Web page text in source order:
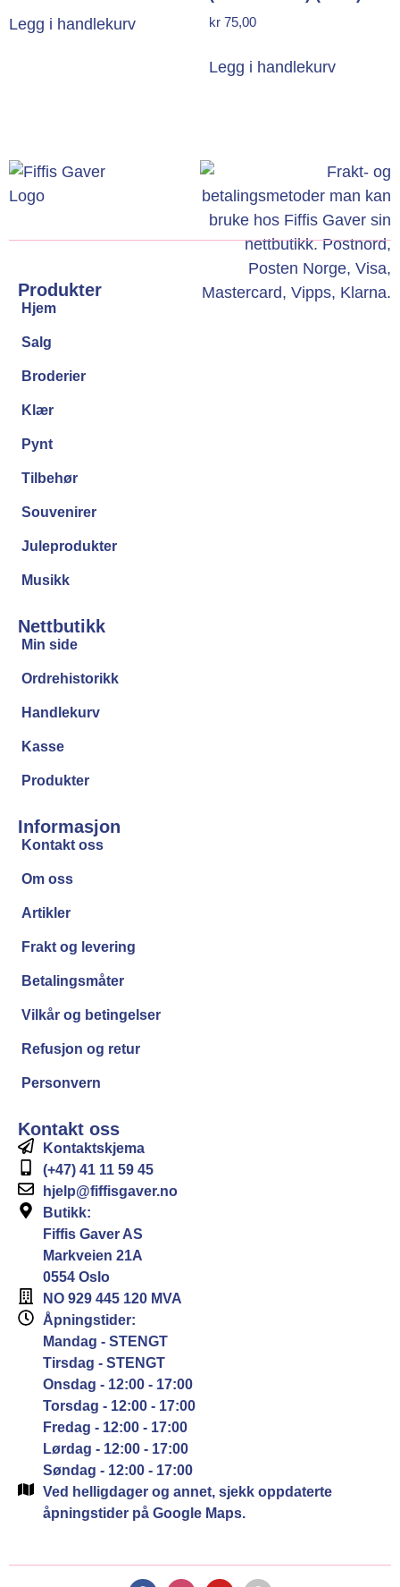
Legg i handlekurv kr 75,00
Legg i handlekurv
Produkter
Hjem
Salg
Broderier
Klær
Pynt
Tilbehør
Souvenirer
Juleprodukter
Musikk
Nettbutikk
Min side
Ordrehistorikk
Handlekurv
Kasse
Produkter
Informasjon
Kontakt oss
Om oss
Artikler
Frakt og levering
Betalingsmåter
Vilkår og betingelser
Refusjon og retur
Personvern
Kontakt oss
Kontaktskjema
(+47) 41 11 59 45
hjelp@fiffisgaver.no
Butikk:
Fiffis Gaver AS
Markveien 21A
0554 Oslo
NO 929 445 120 MVA
Åpningstider:
Mandag - STENGT
Tirsdag - STENGT
Onsdag - 12:00 - 17:00
Torsdag - 12:00 - 17:00
Fredag - 12:00 - 17:00
Lørdag - 12:00 - 17:00
Søndag - 12:00 - 17:00
Ved helligdager og annet, sjekk oppdaterte
åpningstider på Google Maps.